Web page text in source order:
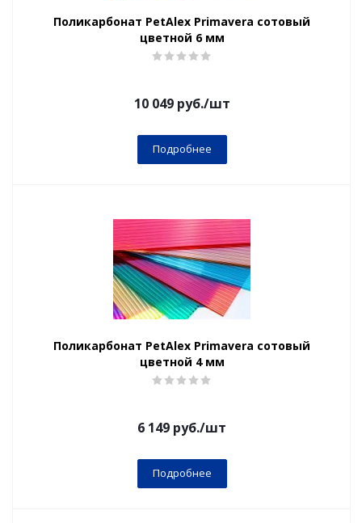
Поликарбонат PetAlex Primavera сотовый
цветной 6 мм
10 049руб./шт
Подробнее
Поликарбонат PetAlex Primavera сотовый
цветной 4 мм
6 149 руб./шт
Подробнее